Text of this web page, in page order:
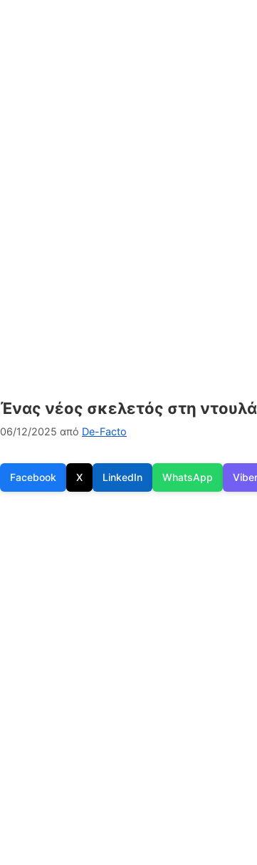
Ένας νέος σκελετός στη
06/12/2025 από De-Facto
Facebook X LinkedIn WhatsApp Viber